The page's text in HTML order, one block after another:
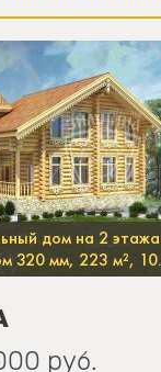
дом на 2 этажа
320 мм, 223 м²,
руб.